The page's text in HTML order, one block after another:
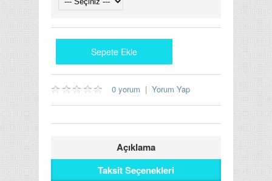
0 yorum | Yorum Yap
Açıklama
Taksit Seçenekleri